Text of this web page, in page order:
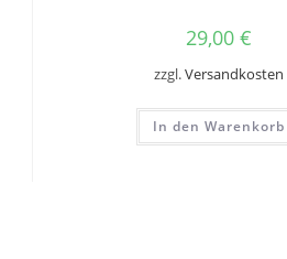
29,00 €
zzgl.Versandkosten
In den Warenkorb